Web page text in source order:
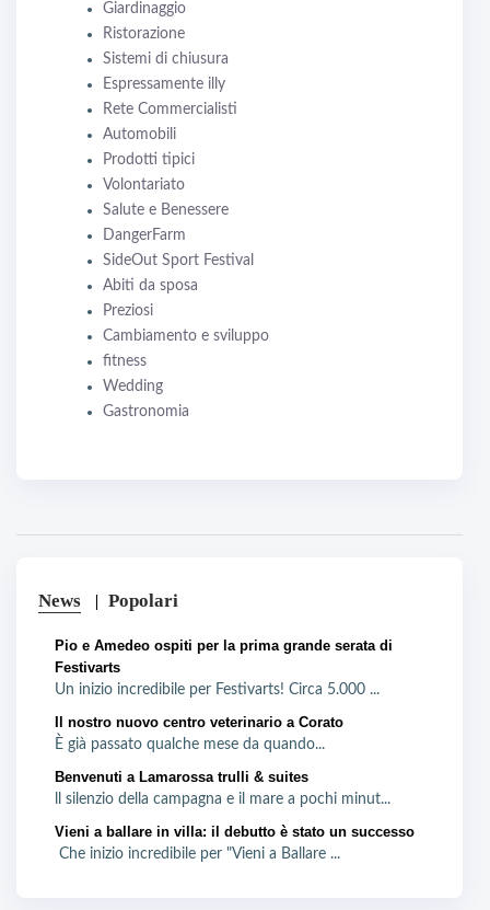
Giardinaggio
Ristorazione
Sistemi di chiusura
Espressamente illy
Rete Commercialisti
Automobili
Prodotti tipici
Volontariato
Salute e Benessere
DangerFarm
SideOut Sport Festival
Abiti da sposa
Preziosi
Cambiamento e sviluppo
fitness
Wedding
Gastronomia
News Popolari
Pio e Amedeo ospiti per la prima grande serata di
Festivarts
Un inizio incredibile per Festivarts! Circa 5.000 ...
Il nostro nuovo centro veterinario a Corato
È già passato qualche mese da quando...
Benvenuti a Lamarossa trulli & suites
ll silenzio della campagna e il mare a pochi minut...
Vieni a ballare in villa: il debutto è stato un successo
Che inizio incredibile per "Vieni a Ballare ...